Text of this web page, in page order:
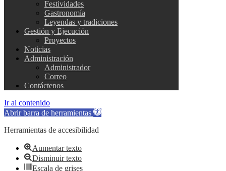
Festividades
Gastronomía
Leyendas y tradiciones
Gestión y Ejecución
Proyectos
Noticias
Administración
Administrador
Correo
Contáctenos
Ir al contenido
Abrir barra de herramientas
Herramientas de accesibilidad
Aumentar texto
Disminuir texto
Escala de grises